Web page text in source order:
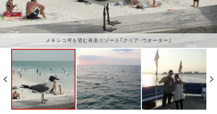
メキシコ湾を望む有名リゾート｢クリア･ウオーター｣